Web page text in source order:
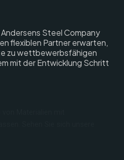
Steel Company
flexiblen Partner erwarten,
zu wettbewerbsfähigen
mit der Entwicklung Schritt